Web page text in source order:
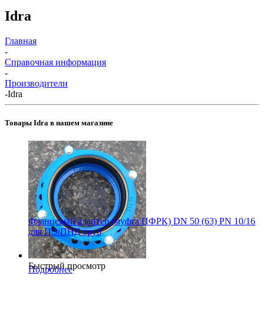
Idra
Главная
-
Справочная информация
-
Производители
-Idra
Товары Idra в нашем магазине
Быстрый просмотр
Фланцевый адаптер (муфта ПФРК) DN 50 (63) PN 10/16
для ПЭ/ПНД труб
Подробнее